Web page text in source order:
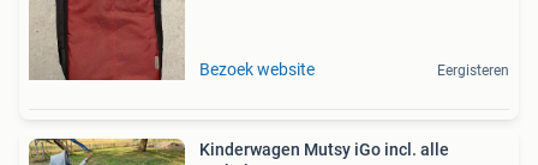
Bezoek website Eergisteren
Kinderwagen Mutsy iGo incl. alle